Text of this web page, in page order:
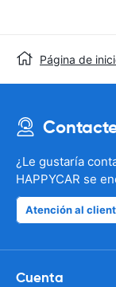
Página de
¿Le gustaría
HAPPYCAR se
Atención al
Cuenta